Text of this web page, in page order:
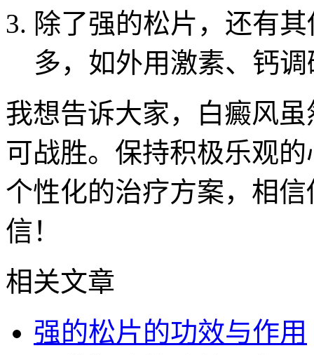
除了强的松片，还有
多，如外用激素、钙
我想告诉大家，白癜风
可战胜。保持积极乐观
个性化的治疗方案，相
信！
相关文章
强的松片的功效与作用